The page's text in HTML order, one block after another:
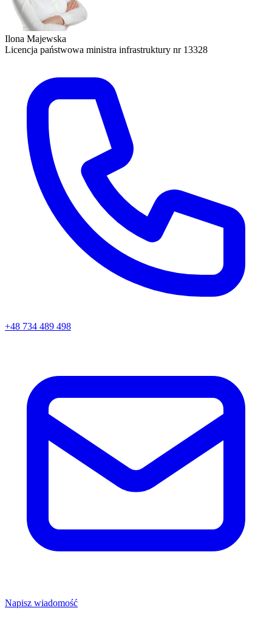
Ilona Majewska
Licencja państwowa ministra infrastruktury nr 13328
+48 734 489 498
Napisz wiadomość